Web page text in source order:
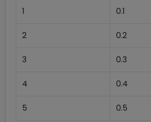
1 0.1
2 0.2
3 0.3
4 0.4
5 0.5